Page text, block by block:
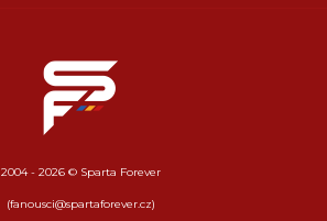
2004 - 2026 © Sparta Forever
(fanousci@spartaforever.cz)